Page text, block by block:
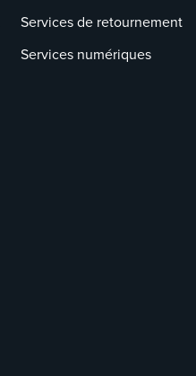
Services de retournement
Services numériques